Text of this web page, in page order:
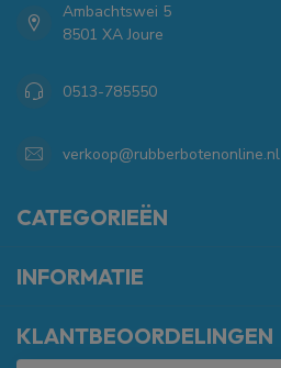
Ambachtswei 5
8501 XA Joure
0513-785550
verkoop@rubberbotenonline.nl
CATEGORIEËN
INFORMATIE
KLANTBEOORDELINGEN